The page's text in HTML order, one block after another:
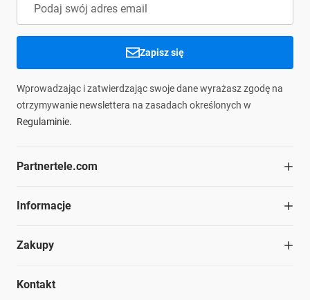
Zapisz się
Wprowadzając i zatwierdzając swoje dane wyrażasz zgodę na
otrzymywanie newslettera na zasadach określonych w
Regulaminie.
Partnertele.com
O firmie
Struktura organizacyjna
Nasze marki
Informacje
Blog
Informacje prawne
Zakupy
Regulamin
Kontakt